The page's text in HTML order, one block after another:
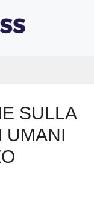
SULLA
UMANI